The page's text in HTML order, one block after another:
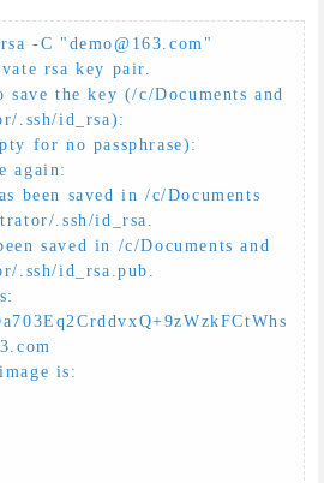
-C "demo@163.com"
rsa key pair.
the key (/c/Documents and
.ssh/id_rsa):
for no passphrase):
again:
been saved in /c/Documents
.ssh/id_rsa.
saved in /c/Documents and
.ssh/id_rsa.pub.
is: